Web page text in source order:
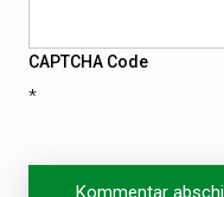
CAPTCHA Code
*